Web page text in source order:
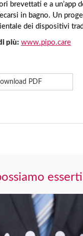
brevettati e a un’app
in bagno. Un
dei dispositivi
più: www.pipo.care
PDF